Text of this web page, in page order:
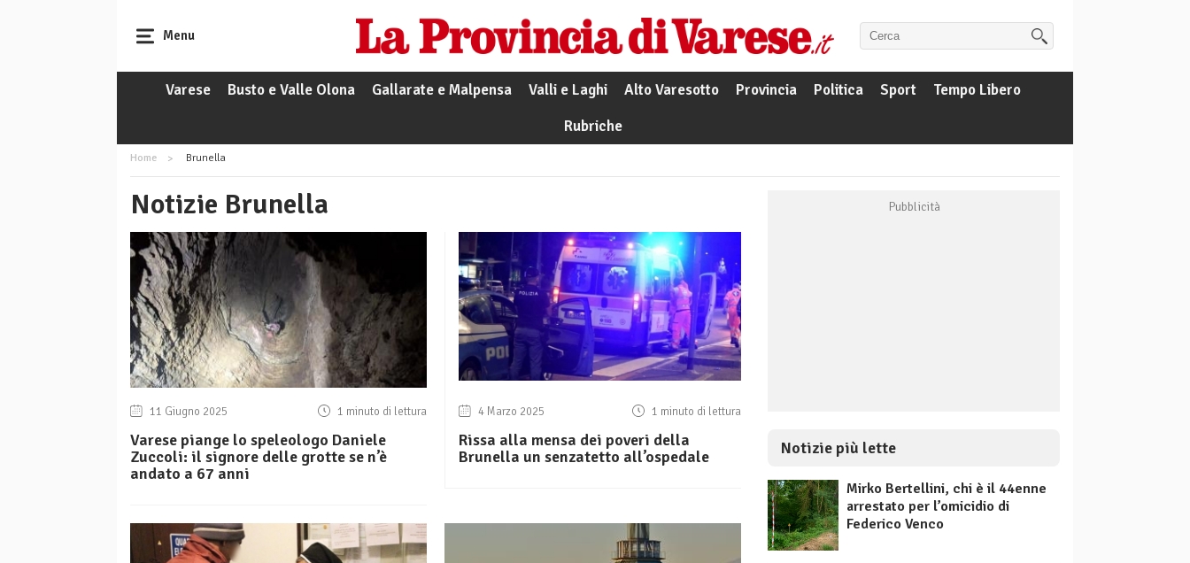
Menu
Varese Busto e Valle Olona Gallarate e Malpensa Valli e Laghi Alto Varesotto Provincia Politica Sport
Tempo Libero
Rubriche
Home Brunella
Notizie Brunella
11 Giugno 2025 1 minuto di lettura
Varese piange lo speleologo Daniele
Zuccoli: il signore delle grotte se n’è
andato a 67 anni
4 Marzo 2025 1 minuto di lettura
Rissa alla mensa dei poveri della
Brunella un senzatetto all’ospedale
Notizie più lette
Mirko Bertellini, chi è il 44enne
arrestato per l’omicidio di
Federico Venco